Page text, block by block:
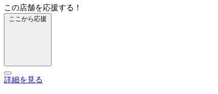
この店舗を応援する！
ここから応援
詳細を見る